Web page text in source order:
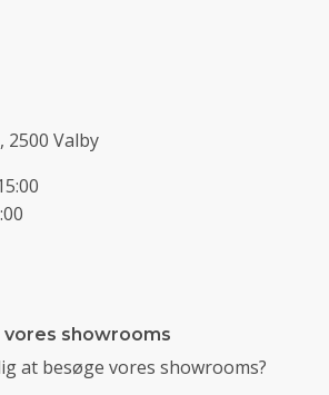
2500 Valby
showrooms
at besøge vores showrooms?